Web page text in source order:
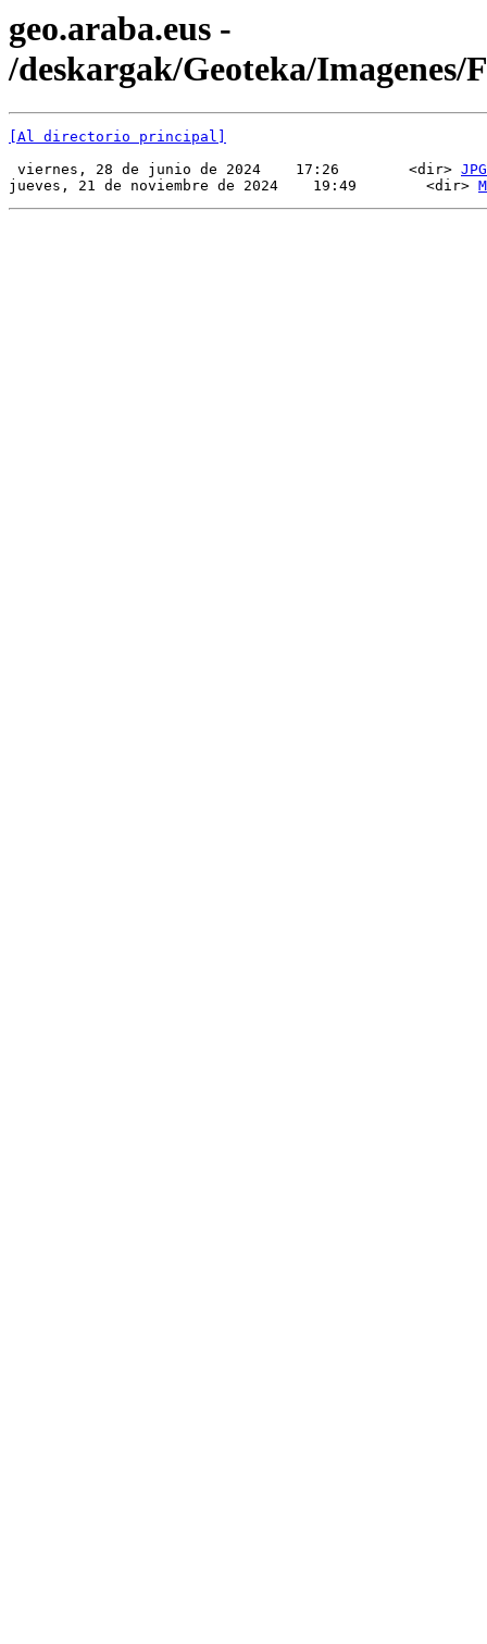
geo.araba.eus -
/deskargak/Geoteka/Imagenes/
[Al directorio principal]
viernes, 28 de junio de 2024    17:26        <dir> JPG
jueves, 21 de noviembre de 2024    19:49        <dir>